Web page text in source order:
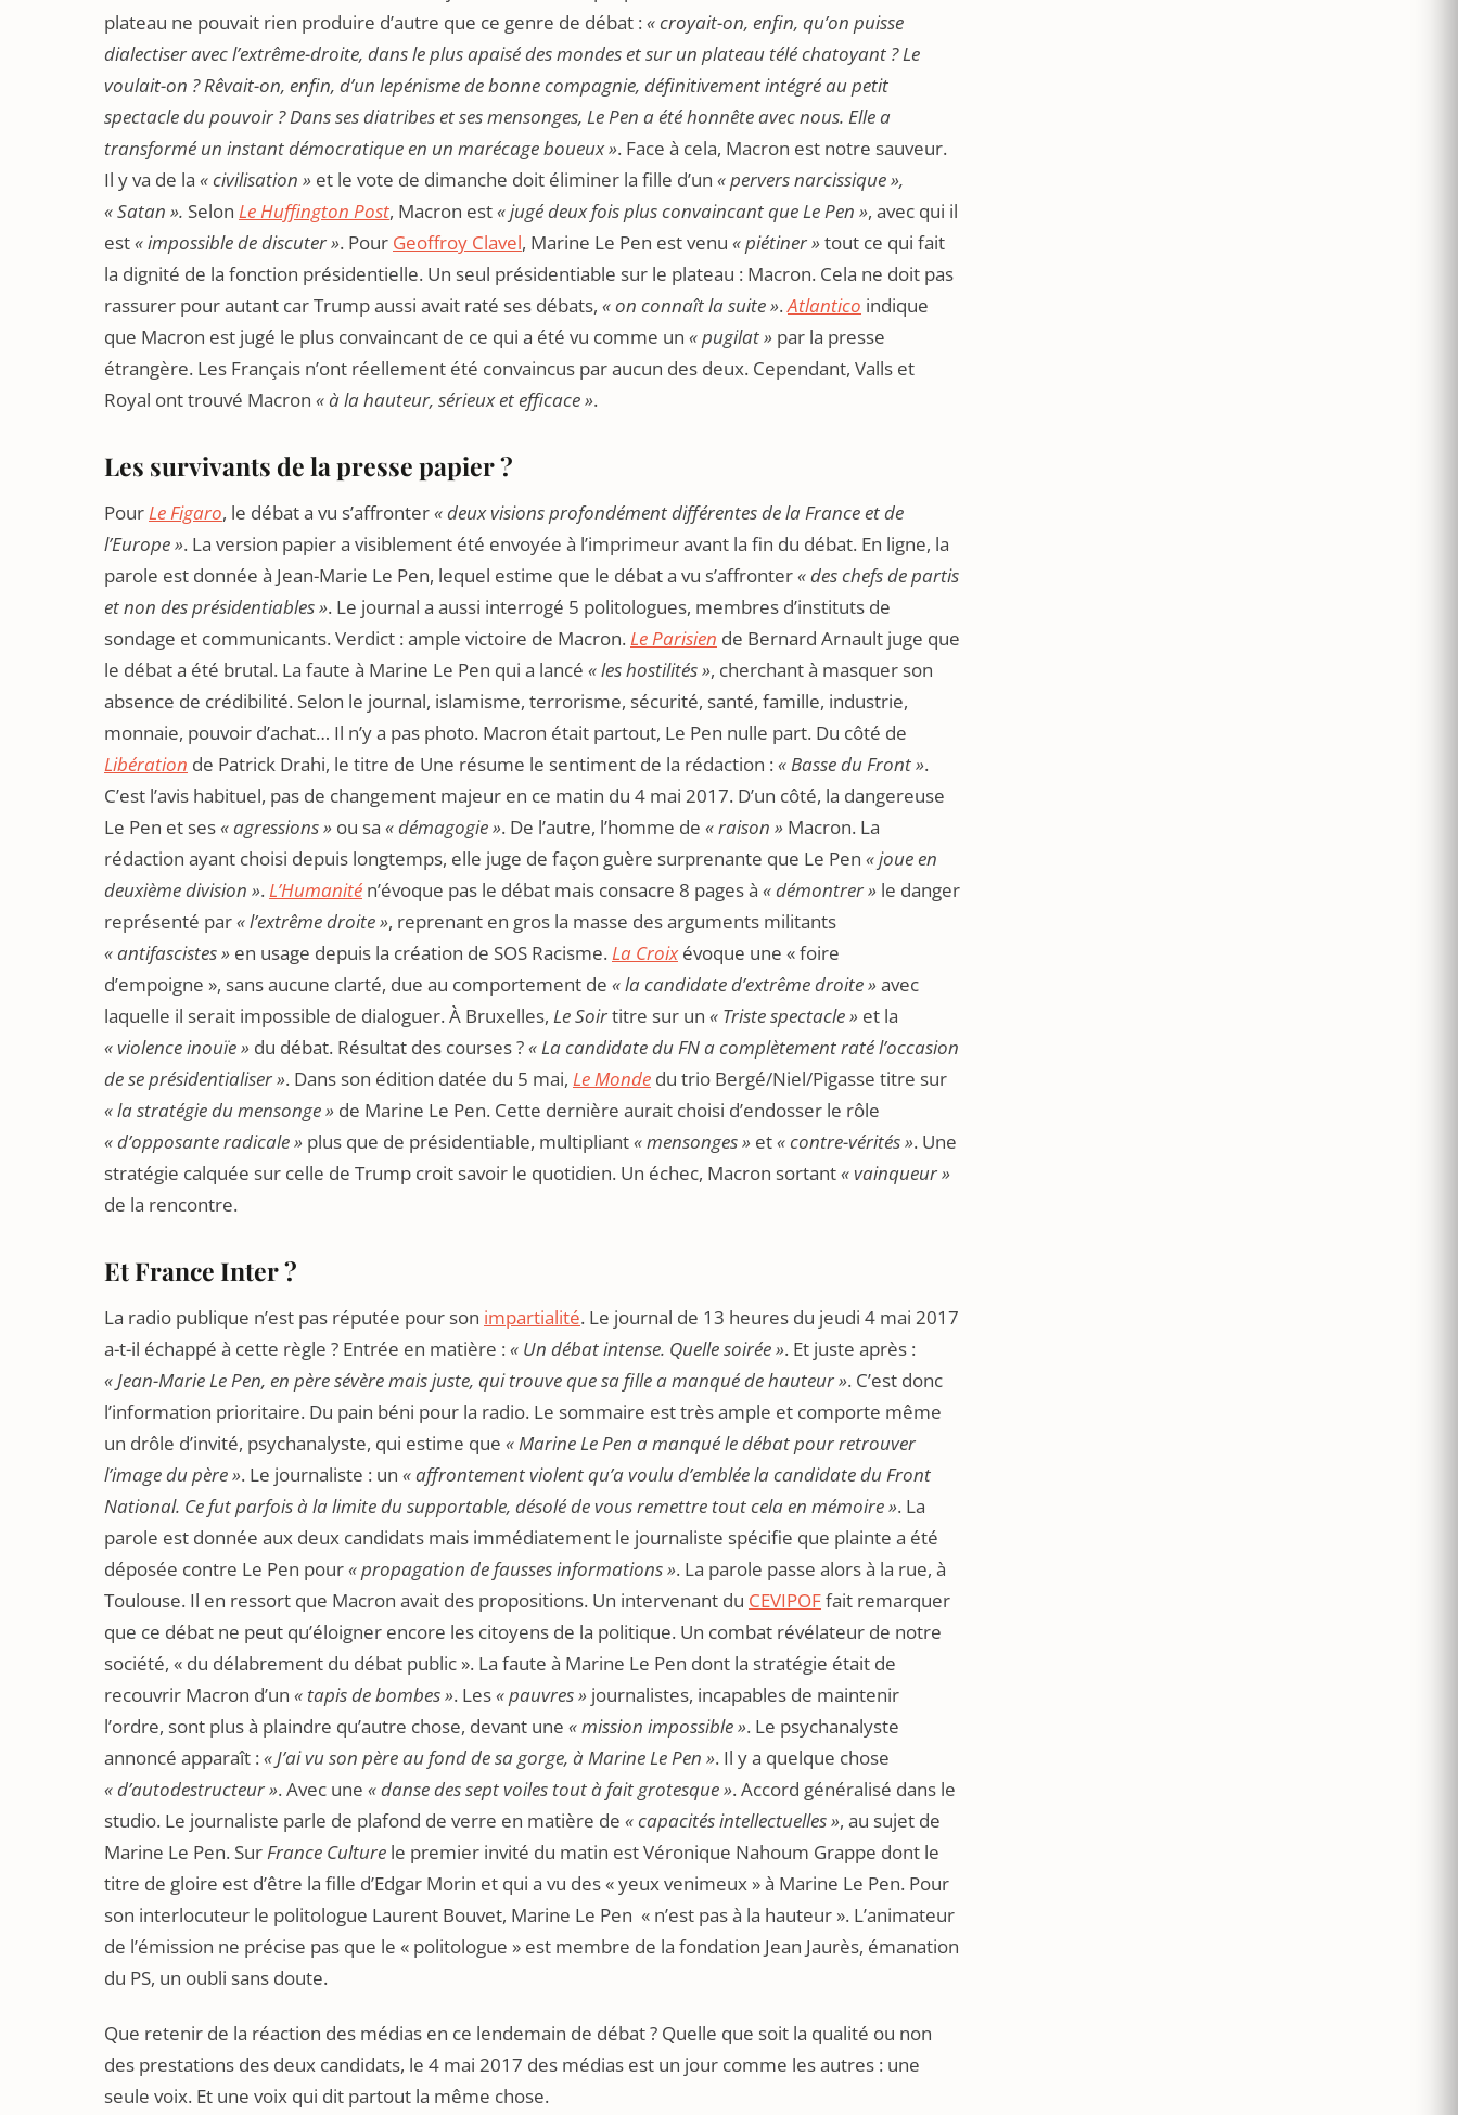
plateau ne pouvait rien produire d’autre que ce genre de débat :« croyait-on, enfin, qu’on puisse
dialectiser avec l’extrême-droite, dans le plus apaisé des mondes et sur un plateau télé chatoyant ? Le
voulait-on ? Rêvait-on, enfin, d’un lepénisme de bonne compagnie, définitivement intégré au petit
spectacle du pouvoir ? Dans ses diatribes et ses mensonges, Le Pen a été honnête avec nous. Elle a
transformé un instant démocratique en un marécage boueux ». Face à cela, Macron est notre sauveur.
Il y va de la « civilisation » et le vote de dimanche doit éliminer la fille d’un « pervers narcissique »,
« Satan ». Selon Le Huffington Post, Macron est« jugé deux fois plus convaincant que Le Pen », avec qui il
est« impossible de discuter ». Pour Geoffroy Clavel, Marine Le Pen est venu « piétiner »tout ce qui fait
la dignité de la fonction présidentielle. Un seul présidentiable sur le plateau : Macron. Cela ne doit pas
rassurer pour autant car Trump aussi avait raté ses débats, « on connaît la suite ».Atlantico indique
que Macron est jugé le plus convaincant de ce qui a été vu comme un « pugilat » par la presse
étrangère. Les Français n’ont réellement été convaincus par aucun des deux. Cependant, Valls et
Royal ont trouvé Macron « à la hauteur, sérieux et efficace ».
Les survivants de la presse papier ?
PourLe Figaro, le débat a vu s’affronter« deux visions profondément différentes de la France et de
l’Europe ». La version papier a visiblement été envoyée à l’imprimeur avant la fin du débat. En ligne, la
parole est donnée à Jean-Marie Le Pen, lequel estime que le débat a vu s’affronter« des chefs de partis
et non des présidentiables ». Le journal a aussi interrogé 5 politologues, membres d’instituts de
sondage et communicants. Verdict : ample victoire de Macron.Le Parisien de Bernard Arnault juge que
le débat a été brutal. La faute à Marine Le Pen qui a lancé « les hostilités », cherchant à masquer son
absence de crédibilité. Selon le journal, islamisme, terrorisme, sécurité, santé, famille, industrie,
monnaie, pouvoir d’achat… Il n’y a pas photo. Macron était partout, Le Pen nulle part. Du côté de
Libération de Patrick Drahi, le titre de Une résume le sentiment de la rédaction :« Basse du Front ».
C’est l’avis habituel, pas de changement majeur en ce matin du 4 mai 2017. D’un côté, la dangereuse
Le Pen et ses« agressions » ou sa « démagogie ». De l’autre, l’homme de « raison » Macron. La
rédaction ayant choisi depuis longtemps, elle juge de façon guère surprenante que Le Pen « joue en
deuxième division ».L’Humanité n’évoque pas le débat mais consacre 8 pages à « démontrer » le danger
représenté par« l’extrême droite », reprenant en gros la masse des arguments militants
« antifascistes » en usage depuis la création de SOS Racisme.La Croixévoque une « foire
d’empoigne », sans aucune clarté, due au comportement de « la candidate d’extrême droite »avec
laquelle il serait impossible de dialoguer. À Bruxelles, Le Soirtitre sur un « Triste spectacle » et la
« violence inouïe » du débat. Résultat des courses ?« La candidate du FN a complètement raté l’occasion
de se présidentialiser ». Dans son édition datée du 5 mai, Le Monde du trio Bergé/Niel/Pigasse titre sur
« la stratégie du mensonge » de Marine Le Pen. Cette dernière aurait choisi d’endosser le rôle
« d’opposante radicale » plus que de présidentiable, multipliant« mensonges » et« contre-vérités ». Une
stratégie calquée sur celle de Trump croit savoir le quotidien. Un échec, Macron sortant« vainqueur »
de la rencontre.
Et France Inter ?
La radio publique n’est pas réputée pour son impartialité. Le journal de 13 heures du jeudi 4 mai 2017
a-t-il échappé à cette règle ? Entrée en matière :« Un débat intense. Quelle soirée ». Et juste après :
« Jean-Marie Le Pen, en père sévère mais juste, qui trouve que sa fille a manqué de hauteur ». C’est donc
l’information prioritaire. Du pain béni pour la radio. Le sommaire est très ample et comporte même
un drôle d’invité, psychanalyste, qui estime que « Marine Le Pen a manqué le débat pour retrouver
l’image du père ». Le journaliste : un « affrontement violent qu’a voulu d’emblée la candidate du Front
National. Ce fut parfois à la limite du supportable, désolé de vous remettre tout cela en mémoire ». La
parole est donnée aux deux candidats mais immédiatement le journaliste spécifie que plainte a été
déposée contre Le Pen pour« propagation de fausses informations ». La parole passe alors à la rue, à
Toulouse. Il en ressort que Macron avait des propositions. Un intervenant du CEVIPOFfait remarquer
que ce débat ne peut qu’éloigner encore les citoyens de la politique. Un combat révélateur de notre
société, « du délabrement du débat public ». La faute à Marine Le Pen dont la stratégie était de
recouvrir Macron d’un « tapis de bombes ». Les« pauvres » journalistes, incapables de maintenir
l’ordre, sont plus à plaindre qu’autre chose, devant une « mission impossible ». Le psychanalyste
annoncé apparaît :« J’ai vu son père au fond de sa gorge, à Marine Le Pen ». Il y a quelque chose
« d’autodestructeur ». Avec une « danse des sept voiles tout à fait grotesque ». Accord généralisé dans le
studio. Le journaliste parle de plafond de verre en matière de « capacités intellectuelles », au sujet de
Marine Le Pen. SurFrance Culture le premier invité du matin est Véronique Nahoum Grappe dont le
titre de gloire est d’être la fille d’Edgar Morin et qui a vu des « yeux venimeux » à Marine Le Pen. Pour
son interlocuteur le politologue Laurent Bouvet, Marine Le Pen « n’est pas à la hauteur ». L’animateur
de l’émission ne précise pas que le « politologue » est membre de la fondation Jean Jaurès, émanation
du PS, un oubli sans doute.
Que retenir de la réaction des médias en ce lendemain de débat ? Quelle que soit la qualité ou non
des prestations des deux candidats, le 4 mai 2017 des médias est un jour comme les autres : une
seule voix. Et une voix qui dit partout la même chose.